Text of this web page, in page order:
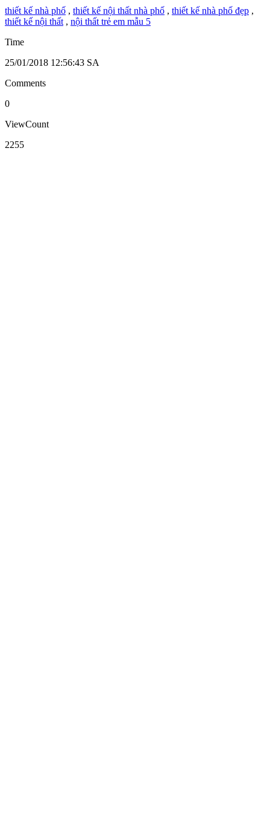
thiết kế nhà phố , thiết kế nội thất nhà phố , thiết kế nhà phố đẹp ,
thiết kế nội thất , nội thất trẻ em mẫu 5
Time
25/01/2018 12:56:43 SA
Comments
0
ViewCount
2255